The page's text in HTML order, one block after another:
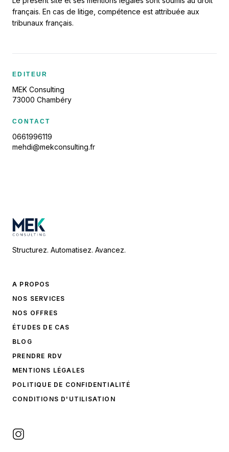
français. En cas de litige, compétence est attribuée aux
tribunaux français.
EDITEUR
MEK Consulting
73000 Chambéry
CONTACT
0661996119
mehdi@mekconsulting.fr
Structurez. Automatisez. Avancez.
A PROPOS
NOS SERVICES
NOS OFFRES
ÉTUDES DE CAS
BLOG
PRENDRE RDV
MENTIONS LÉGALES
POLITIQUE DE CONFIDENTIALITÉ
CONDITIONS D'UTILISATION